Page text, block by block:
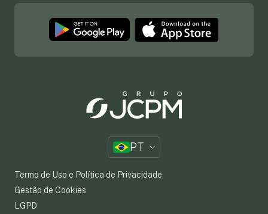
PT
Termo de Uso e Política de Privacidade
Gestão de Cookies
LGPD